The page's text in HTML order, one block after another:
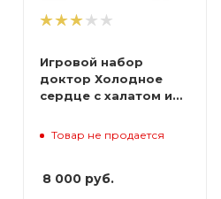
Игровой набор
доктор Холодное
сердце с халатом и
Товар не продается
8 000руб.